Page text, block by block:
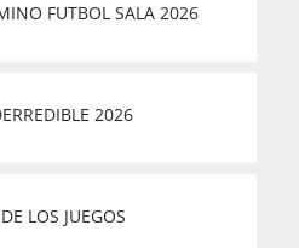
FUTBOL SALA 2026
2026
LOS JUEGOS